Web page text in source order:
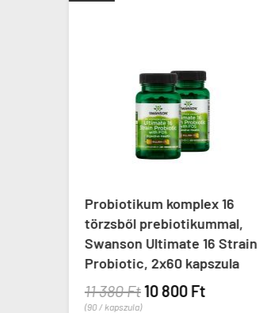
Probiotikum komplex 16
törzsből prebiotikummal,
Swanson Ultimate 16 Strain
Probiotic, 2x60 kapszula
11 380 Ft 10 800 Ft
(90 / kapszula)